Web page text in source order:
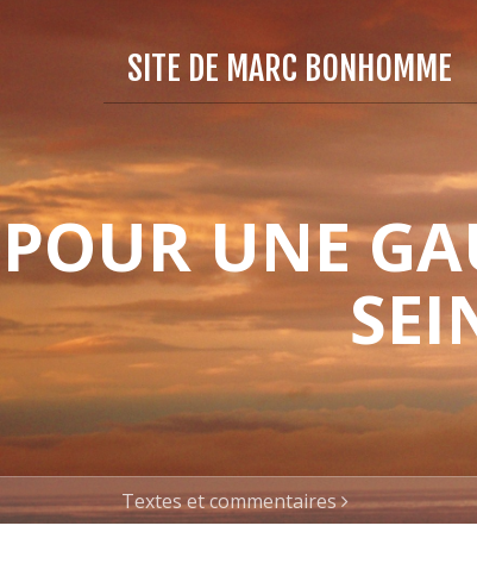
SITE DE MARC BONHOMME
POUR UNE
Textes et commentaires